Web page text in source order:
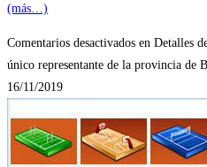
(más…)
Comentarios desactivados en Detalles
único representante de la provincia de
16/11/2019